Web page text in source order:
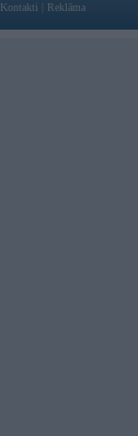
Kontakti Reklāma